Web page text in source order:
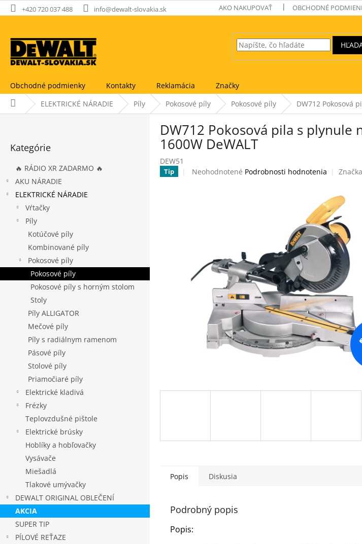
Prejsť
na
+420 720 037 488 info@dewalt-slovakia.sk AKO NAKUPOVAŤ OBCHODNÉ
Obchodné podmienky Kontakty Reklamácia
Značky
DomovELEKTRICKÉ NÁRADIE Píly Pokosové píly Pokosové píly DW712 Pokosová
kategórie
Kategórie
🔥 RÁDIO XR ZADARMO 🔥
AKU NÁRADIE
ELEKTRICKÉ NÁRADIE
Vŕtačky
Píly
Kotúčové píly
Kombinované píly
Pokosové píly
Pokosové píly
Pokosové píly s horným stolom
Stoly
Píly ALLIGATOR
Mečové píly
Píly s radiálnym ramenom
Pásové píly
Stolové píly
Priamočiaré píly
Elektrické kladivá
Frézky
Teplovzdušné pištole
Elektrické brúsky
Hoblíky a hobľovačky
Vysávače
Miešadlá
Tlakové umývačky
DEWALT ORIGINAL OBLEČENÍ
AKCIA
SUPER TIP
PÍLOVÉ REŤAZE
DW712 Pokosová pila s
1600W DeWALT
DEW51
Tip
Priemerné
Neohodnotené Podrobnosti hodnotenia
Popis Diskusia
Podrobný popis
Popis: